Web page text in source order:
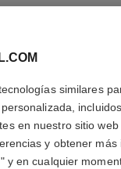
similares
en nuestro sitio
y obtener
y en cualquier